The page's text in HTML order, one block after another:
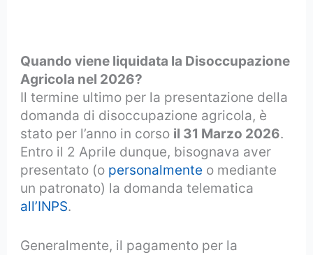
Quando viene liquidata la Disoccupazione
Agricola nel 2026?
Il termine ultimo per la presentazione della
domanda di disoccupazione agricola, è
stato per l’anno in corso il 31 Marzo 2026.
Entro il 2 Aprile dunque, bisognava aver
presentato (o personalmente o mediante
un patronato) la domanda telematica
all’INPS.
Generalmente, il pagamento per la